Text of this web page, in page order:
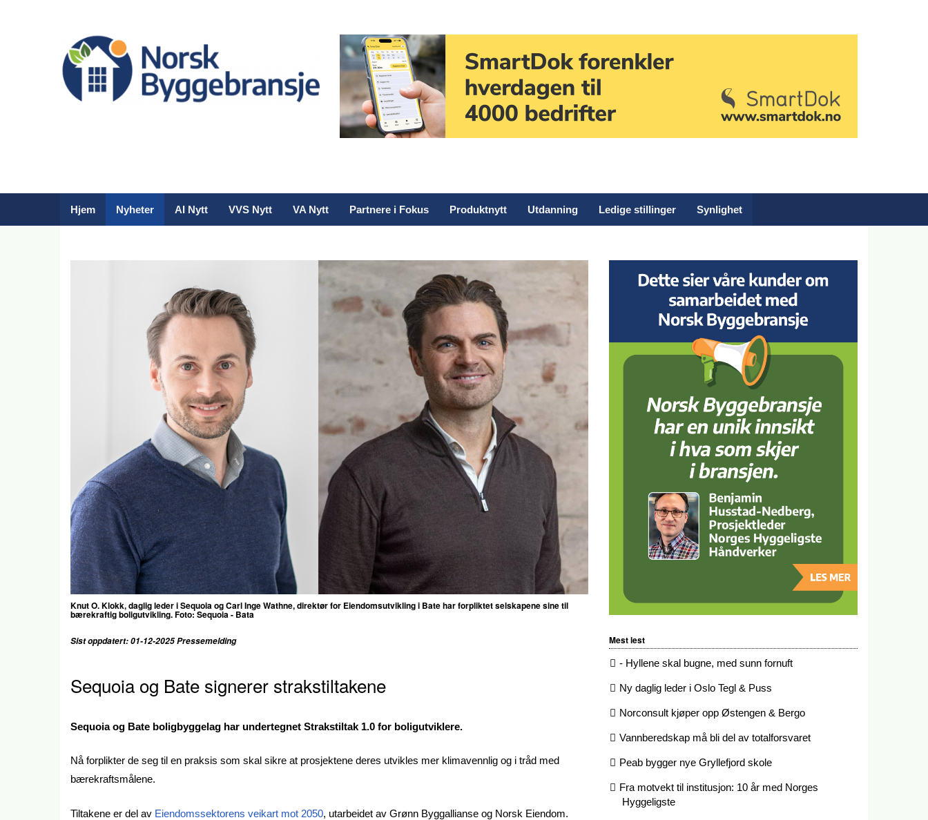
Hjem Nyheter AI Nytt VVS Nytt VA Nytt Partnere i Fokus Produktnytt Utdanning Ledige stillinger Synlighet
Knut O. Klokk, daglig leder i Sequoia og Carl Inge Wathne, direktør for Eiendomsutvikling i Bate har forpliktet selskapene sine til
bærekraftig boligutvikling. Foto: Sequoia - Bata
Sist oppdatert: 01-12-2025 Pressemelding
Sequoia og Bate signerer strakstiltakene
Sequoia og Bate boligbyggelag har undertegnet Strakstiltak 1.0 for boligutviklere.
Nå forplikter de seg til en praksis som skal sikre at prosjektene deres utvikles mer klimavennlig og i tråd med
bærekraftsmålene.
Tiltakene er del av Eiendomssektorens veikart mot 2050, utarbeidet av Grønn Byggallianse og Norsk Eiendom.
Mest lest
- Hyllene skal bugne, med sunn fornuft
Ny daglig leder i Oslo Tegl & Puss
Norconsult kjøper opp Østengen & Bergo
Vannberedskap må bli del av totalforsvaret
Peab bygger nye Gryllefjord skole
Fra motvekt til institusjon: 10 år med Norges
Hyggeligste